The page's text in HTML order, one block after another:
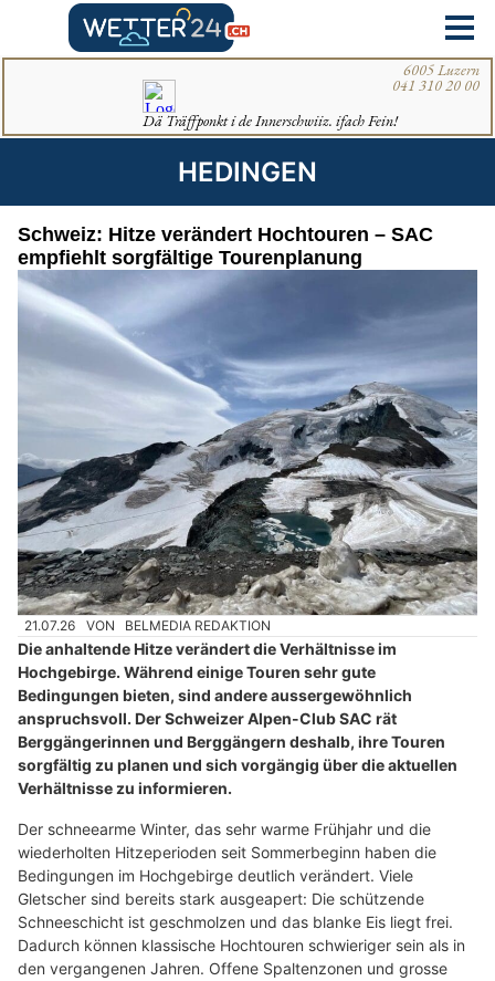
HEDINGEN
Schweiz: Hitze verändert Hochtouren – SAC
empfiehlt sorgfältige Tourenplanung
21.07.26 VON BELMEDIA REDAKTION
Die anhaltende Hitze verändert die Verhältnisse im
Hochgebirge. Während einige Touren sehr gute
Bedingungen bieten, sind andere aussergewöhnlich
anspruchsvoll. Der Schweizer Alpen-Club SAC rät
Berggängerinnen und Berggängern deshalb, ihre Touren
sorgfältig zu planen und sich vorgängig über die aktuellen
Verhältnisse zu informieren.
Der schneearme Winter, das sehr warme Frühjahr und die
wiederholten Hitzeperioden seit Sommerbeginn haben die
Bedingungen im Hochgebirge deutlich verändert. Viele
Gletscher sind bereits stark ausgeapert: Die schützende
Schneeschicht ist geschmolzen und das blanke Eis liegt frei.
Dadurch können klassische Hochtouren schwieriger sein als in
den vergangenen Jahren. Offene Spaltenzonen und grosse